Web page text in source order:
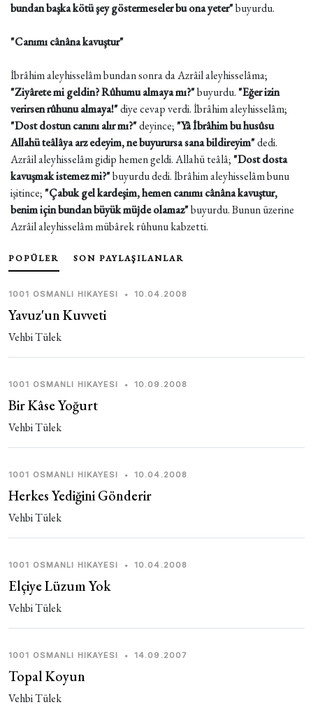
bundan başka kötü şey göstermeseler bu ona yeter"buyurdu.
"Canımı cânâna kavuştur"
İbrâhim aleyhisselâm bundan sonra da Azrâil aleyhisselâma;
"Ziyârete mi geldin? Rûhumu almaya mı?"buyurdu. "Eğer izin
verirsen rûhunu almaya!"diye cevap verdi. İbrâhim aleyhisselâm;
"Dost dostun canını alır mı?"deyince; "Yâ İbrâhim bu husûsu
Allahü teâlâya arz edeyim, ne buyurursa sana bildireyim"dedi.
Azrâil aleyhisselâm gidip hemen geldi. Allahü teâlâ; "Dost dosta
kavuşmak istemez mi?"buyurdu dedi. İbrâhim aleyhisselâm bunu
işitince; "Çabuk gel kardeşim, hemen canımı cânâna kavuştur,
benim için bundan büyük müjde olamaz"buyurdu. Bunun üzerine
Azrâil aleyhisselâm mübârek rûhunu kabzetti.
POPÜLER SON PAYLAŞILANLAR
1001 OSMANLI HIKAYESI • 10.04.2008
Yavuz'un Kuvveti
Vehbi Tülek
1001 OSMANLI HIKAYESI • 10.09.2008
Bir Kâse Yoğurt
Vehbi Tülek
1001 OSMANLI HIKAYESI • 10.04.2008
Herkes Yediğini Gönderir
Vehbi Tülek
1001 OSMANLI HIKAYESI • 10.04.2008
Elçiye Lüzum Yok
Vehbi Tülek
1001 OSMANLI HIKAYESI • 14.09.2007
Topal Koyun
Vehbi Tülek